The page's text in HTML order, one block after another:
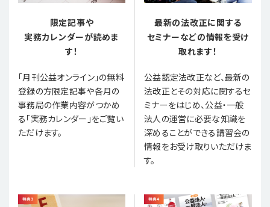
限定記事や
実務カレンダーが読めま
す！
「月刊公益オンライン」の無料
登録の方限定記事や各月の
事務局の作業内容がつかめ
る「実務カレンダー」をご覧い
ただけます。
最新の法改正に関する
セミナーなどの情報を受け
取れます！
公益認定法改正など、最新の
法改正とその対応に関するセ
ミナーをはじめ、公益・一般
法人の運営に必要な知識を
深めることができる講習会の
情報をお受け取りいただけま
す。